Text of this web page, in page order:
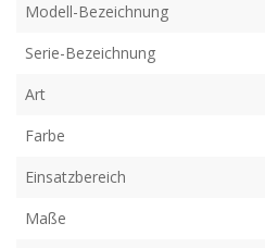
Modell-Bezeichnung
Serie-Bezeichnung
Art
Farbe
Einsatzbereich
Maße